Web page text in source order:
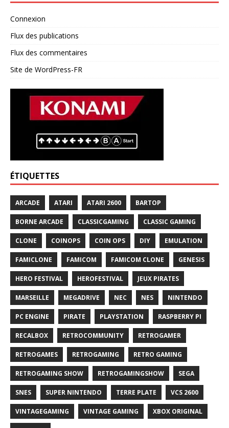
Connexion
Flux des publications
Flux des commentaires
Site de WordPress-FR
ÉTIQUETTES
ARCADE ATARI ATARI 2600 BARTOP
BORNE ARCADE CLASSICGAMING CLASSIC GAMING
CLONE COINOPS COIN OPS DIY EMULATION
FAMICLONE FAMICOM FAMICOM CLONE GENESIS
HERO FESTIVAL HEROFESTIVAL JEUX PIRATES
MARSEILLE MEGADRIVE NEC NES NINTENDO
PC ENGINE PIRATE PLAYSTATION RASPBERRY PI
RECALBOX RETROCOMMUNITY RETROGAMER
RETROGAMES RETROGAMING RETRO GAMING
RETROGAMING SHOW RETROGAMINGSHOW SEGA
SNES SUPER NINTENDO TERRE PLATE VCS 2600
VINTAGEGAMING VINTAGE GAMING XBOX ORIGINAL